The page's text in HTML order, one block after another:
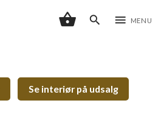
shopping_basket search menu MENU
Se interiør på udsalg